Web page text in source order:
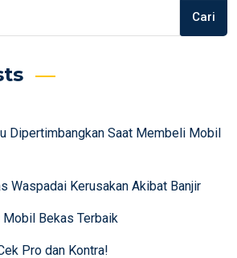
Cari
Dipertimbangkan Saat Membeli Mobil
Waspadai Kerusakan Akibat Banjir
Bekas Terbaik
Pro dan Kontra!